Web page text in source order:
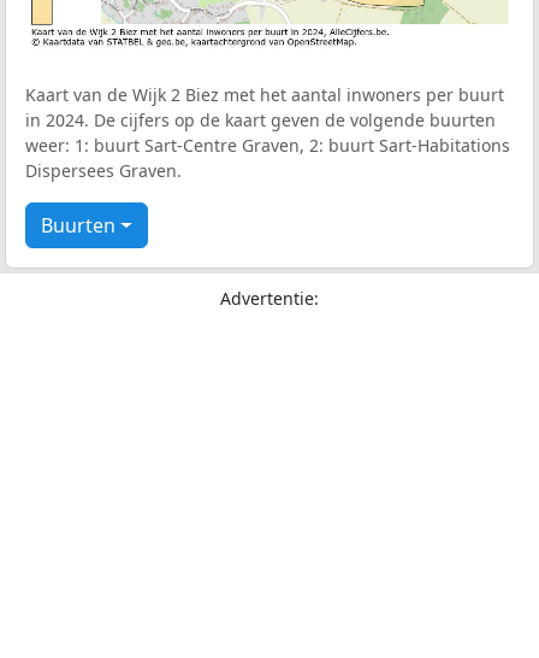
Kaart van de Wijk 2 Biez met het aantal inwoners per buurt
in 2024. De cijfers op de kaart geven de volgende buurten
weer: 1: buurt Sart-Centre Graven, 2: buurt Sart-Habitations
Dispersees Graven.
Buurten
Advertentie: